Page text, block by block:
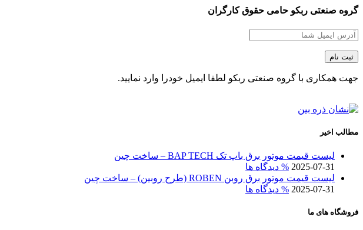
گروه صنعتی ربکو حامی حقوق کارگران
جهت همکاری با گروه صنعتی ربکو لطفا ایمیل خودرا وارد نمایید.
مطالب اخیر
لیست قیمت موتور برق باپ تک BAP TECH – ساخت چین
2025-07-31 % دیدگاه ها
لیست قیمت موتور برق روبن ROBEN (طرح روبین) – ساخت چین
2025-07-31 % دیدگاه ها
فروشگاه های ما